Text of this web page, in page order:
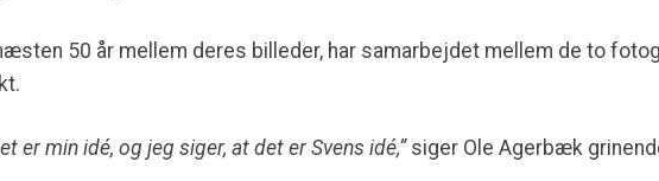
50 år mellem deres billeder, har samarbejdet mellem de to
er min idé, og jeg siger, at det er Svens idé,”siger Ole Agerbæk